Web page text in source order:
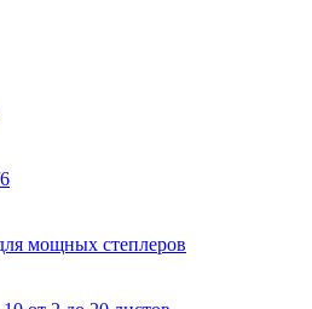
мощных степлеров